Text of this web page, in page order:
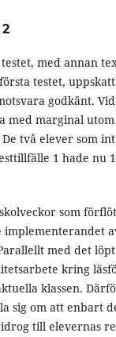
med annan
testet,
godkänt.
med marginal
två elever som
1 hade nu
som
implementerandet
med det
kring
klassen.
sig om att enbart
till elevernas